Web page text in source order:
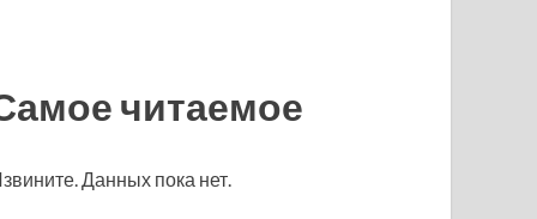
читаемое
Данных пока нет.